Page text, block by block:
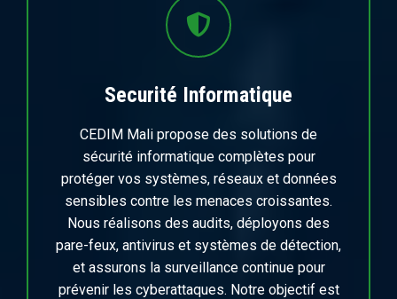
Securité Informatique
CEDIM Mali propose des solutions de
sécurité informatique complètes pour
protéger vos systèmes, réseaux et données
sensibles contre les menaces croissantes.
Nous réalisons des audits, déployons des
pare-feux, antivirus et systèmes de détection,
et assurons la surveillance continue pour
prévenir les cyberattaques. Notre objectif est